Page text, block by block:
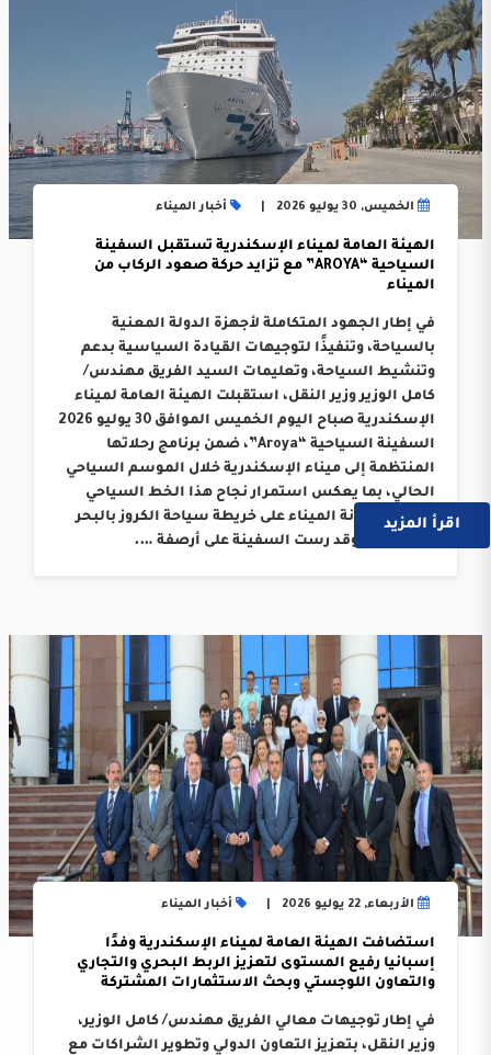
الخميس, 30 يوليو 2026 أخبار الميناء
الهيئة العامة لميناء الإسكندرية تستقبل السفينة
السياحية “AROYA” مع تزايد حركة صعود الركاب من
الميناء
في إطار الجهود المتكاملة لأجهزة الدولة المعنية
بالسياحة، وتنفيذًا لتوجيهات القيادة السياسية بدعم
وتنشيط السياحة، وتعليمات السيد الفريق مهندس/
كامل الوزير وزير النقل، استقبلت الهيئة العامة لميناء
الإسكندرية صباح اليوم الخميس الموافق 30 يوليو 2026
السفينة السياحية “Aroya”، ضمن برنامج رحلاتها
المنتظمة إلى ميناء الإسكندرية خلال الموسم السياحي
الحالي، بما يعكس استمرار نجاح هذا الخط السياحي
وترسيخ مكانة الميناء على خريطة سياحة الكروز بالبحر
المتوسط. وقد رست السفينة على أرصفة ….
اقرأ المزيد
الأربعاء, 22 يوليو 2026 أخبار الميناء
استضافت الهيئة العامة لميناء الإسكندرية وفدًا
إسبانيا رفيع المستوى لتعزيز الربط البحري والتجاري
والتعاون اللوجستي وبحث الاستثمارات المشتركة
في إطار توجيهات معالي الفريق مهندس/ كامل الوزير،
وزير النقل، بتعزيز التعاون الدولي وتطوير الشراكات مع